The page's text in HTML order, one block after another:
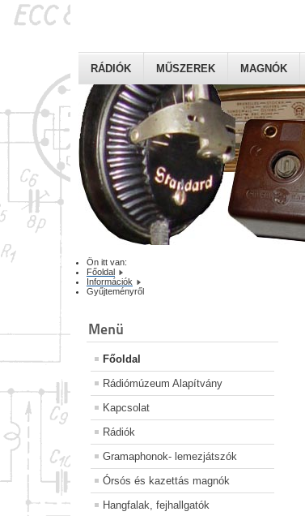
RÁDIÓK MŰSZEREK MAGNÓK
Ön itt van:
Főoldal
Információk
Gyűjteményről
Menü
Főoldal
Rádiómúzeum Alapítvány
Kapcsolat
Rádiók
Gramaphonok- lemezjátszók
Órsós és kazettás magnók
Hangfalak, fejhallgatók